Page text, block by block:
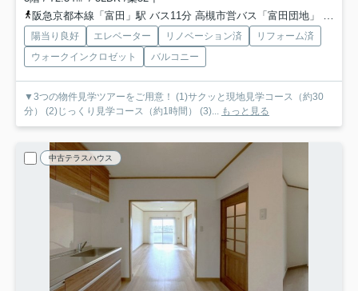
阪急京都本線「富田」駅 バス11分 高槻市営バス「富田団地」 停歩2分
陽当り良好 エレベーター リノベーション済
リフォーム済
ウォークインクロゼット
バルコニー
▼3つの物件見学ツアーをご用意！ (1)サクッと現地見学コース（約30
分） (2)じっくり見学コース（約1時間） (3)... もっと見る
中古テラスハウス